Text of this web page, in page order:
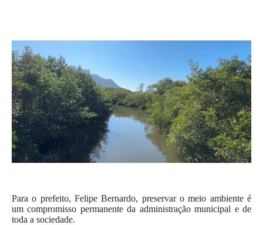
Para o prefeito, Felipe Bernardo, preservar o meio ambiente é
um compromisso permanente da administração municipal e de
toda a sociedade.